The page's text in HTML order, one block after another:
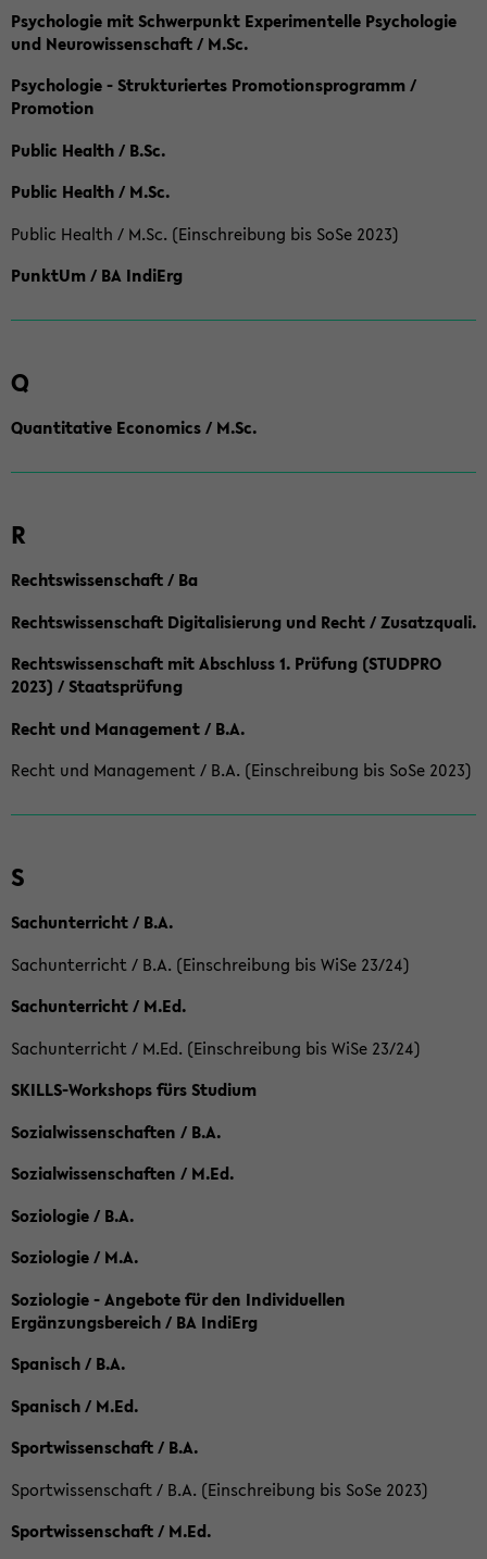
Psychologie mit Schwerpunkt Experimentelle Psychologie
und Neurowissenschaft / M.Sc.
Psychologie - Strukturiertes Promotionsprogramm /
Promotion
Public Health / B.Sc.
Public Health / M.Sc.
Public Health / M.Sc. (Einschreibung bis SoSe 2023)
PunktUm / BA IndiErg
Q
Quantitative Economics / M.Sc.
R
Rechtswissenschaft / Ba
Rechtswissenschaft Digitalisierung und Recht / Zusatzquali.
Rechtswissenschaft mit Abschluss 1. Prüfung (STUDPRO
2023) / Staatsprüfung
Recht und Management / B.A.
Recht und Management / B.A. (Einschreibung bis SoSe 2023)
S
Sachunterricht / B.A.
Sachunterricht / B.A. (Einschreibung bis WiSe 23/24)
Sachunterricht / M.Ed.
Sachunterricht / M.Ed. (Einschreibung bis WiSe 23/24)
SKILLS-Workshops fürs Studium
Sozialwissenschaften / B.A.
Sozialwissenschaften / M.Ed.
Soziologie / B.A.
Soziologie / M.A.
Soziologie - Angebote für den Individuellen
Ergänzungsbereich / BA IndiErg
Spanisch / B.A.
Spanisch / M.Ed.
Sportwissenschaft / B.A.
Sportwissenschaft / B.A. (Einschreibung bis SoSe 2023)
Sportwissenschaft / M.Ed.